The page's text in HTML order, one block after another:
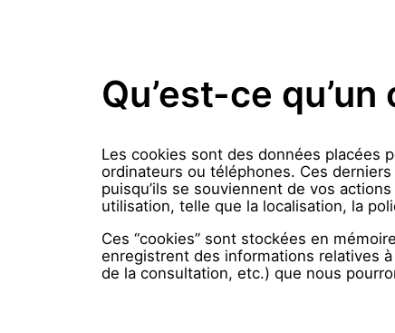
Qu’est-ce qu’un
Les cookies sont des données placées
ordinateurs ou téléphones. Ces
puisqu’ils se souviennent de vos
utilisation, telle que la localisation, la
Ces “cookies” sont stockées en
enregistrent des informations relatives
de la consultation, etc.) que nous